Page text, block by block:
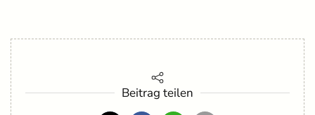
Beitrag teilen